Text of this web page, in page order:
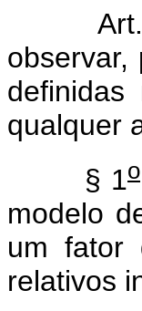
Art.
qualquer
§ 1o
modelo
um fator
relativos